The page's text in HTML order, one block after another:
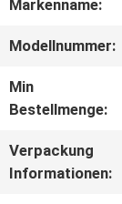
Markenname:
Modellnummer:
Min
Bestellmenge:
Verpackung
Informationen: